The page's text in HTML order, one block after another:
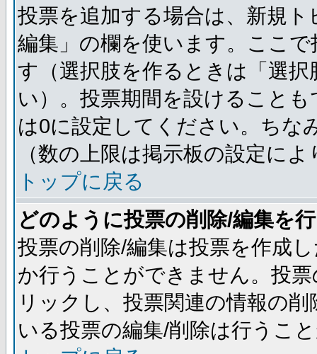
投票を追加する場合は、新規
編集」の欄を使います。ここ
す（選択肢を作るときは「選
い）。投票期間を設けること
は0に設定してください。ちな
（数の上限は掲示板の設定に
トップに戻る
どのように投票の削除/編集を
投票の削除/編集は投票を作成
か行うことができません。投
リックし、投票関連の情報の
いる投票の編集/削除は行うこ